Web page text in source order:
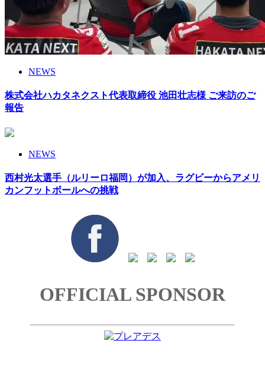
NEWS
株式会社ハカタネクスト代表取締役 池田壮志様 ご来訪のご
報告
NEWS
西村光太選手（ルリーロ福岡）が加入、ラグビーからアメリ
カンフットボールへの挑戦
OFFICIAL SPONSOR